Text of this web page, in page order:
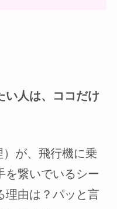
い人は、ココだけ
が、飛行機に乗
を繋いでいるシー
理由は？パッと言